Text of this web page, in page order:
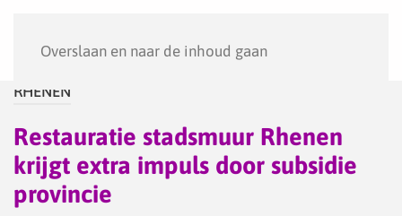
Overslaan en naar de inhoud gaan
RHENEN
Restauratie stadsmuur Rhenen
krijgt extra impuls door subsidie
provincie